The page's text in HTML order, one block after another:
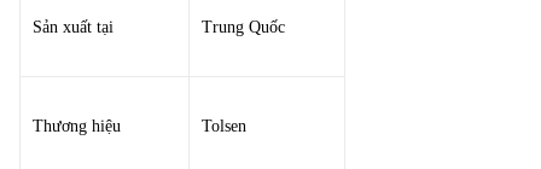
Sản xuất tại Trung Quốc
Thương hiệu Tolsen